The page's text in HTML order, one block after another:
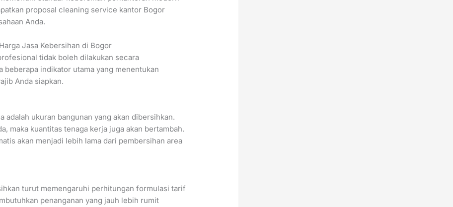
proposal cleaning service kantor Bogor
Anda.
Jasa Kebersihan di Bogor
tidak boleh dilakukan secara
beberapa indikator utama yang menentukan
Anda siapkan.
adalah ukuran bangunan yang akan dibersihkan.
maka kuantitas tenaga kerja juga akan bertambah.
akan menjadi lebih lama dari pembersihan area
turut memengaruhi perhitungan formulasi tarif
penanganan yang jauh lebih rumit